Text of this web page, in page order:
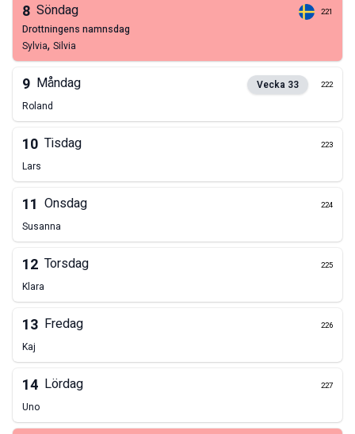
8 Söndag 221
drottningens namnsdag
Sylvia, Silvia
9 Måndag Vecka 33 222
Roland
10 Tisdag 223
Lars
11 Onsdag 224
Susanna
12 Torsdag 225
Klara
13 Fredag 226
Kaj
14 Lördag 227
Uno